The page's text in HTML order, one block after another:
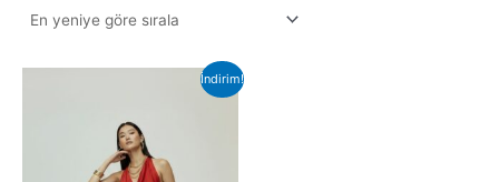
İndirim!